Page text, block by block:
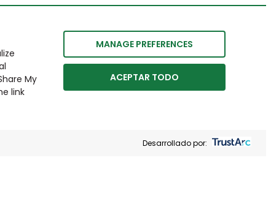
My
link
MANAGE PREFERENCES
ACEPTAR TODO
Desarrollado por: